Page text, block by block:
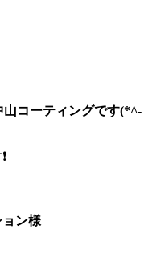
山コーティングです(*^-
ン様